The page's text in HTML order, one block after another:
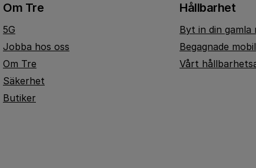
Om Tre
5G
Jobba hos oss
Om Tre
Säkerhet
Butiker
Hållbarhet
Byt in din gamla
Begagnade
Vårt